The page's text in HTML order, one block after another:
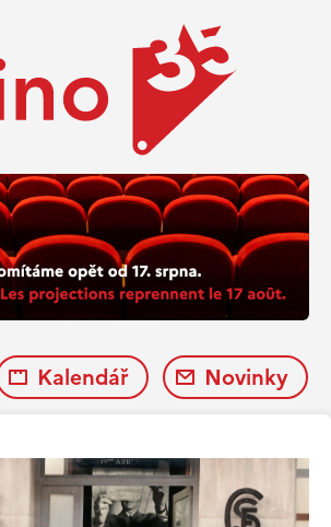
Kalendář Novinky